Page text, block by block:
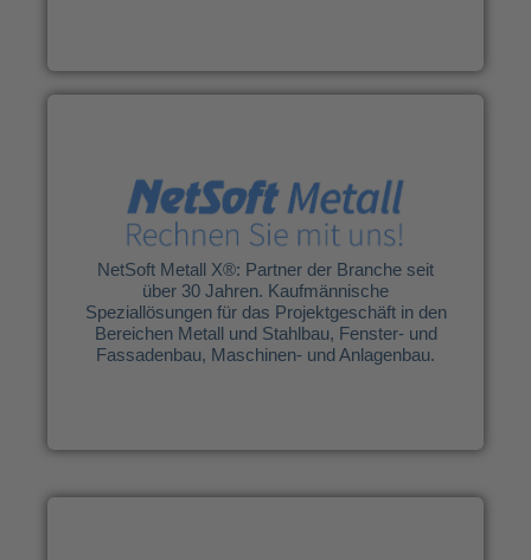
NetSoft Metall X®: Partner der Branche seit
über 30 Jahren. Kaufmännische
Speziallösungen für das Projektgeschäft in den
Bereichen Metall und Stahlbau, Fenster- und
Fassadenbau, Maschinen- und Anlagenbau.
Möglichkeiten.
Von der Angebotskalkulation, über die
Dokumentation bis hin zur Zeiterfassung haben
Sie mit uns EINEN Ansprechpartner im
Projektgeschäft der auf Augenhöhe Ihre
Sprache spricht.